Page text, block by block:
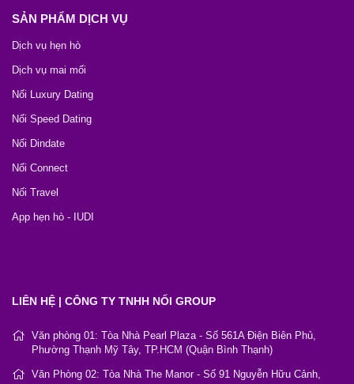
SẢN PHẨM DỊCH VỤ
Dịch vụ hẹn hò
Dịch vụ mai mối
Nối Luxury Dating
Nối Speed Dating
Nối Dindate
Nối Connect
Nối Travel
App hẹn hò - IUDI
LIÊN HỆ | CÔNG TY TNHH NỐI GROUP
Văn phòng 01: Tòa Nhà Pearl Plaza - Số 561A Điện Biên Phủ,
Phường Thạnh Mỹ Tây, TP.HCM (Quận Bình Thạnh)
Văn Phòng 02: Tòa Nhà The Manor - Số 91 Nguyễn Hữu Cảnh,